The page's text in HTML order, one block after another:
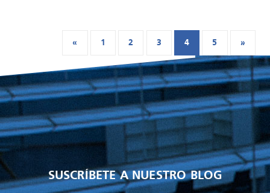
« 1 2 3 4 5 »
SUSCRÍBETE A NUESTRO BLOG